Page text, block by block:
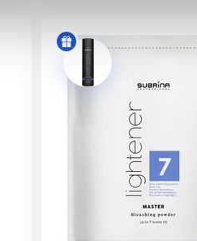
Demi-Permanent tonerov s
50g toneru + 100g
alebo v koncentrácii
služby, ktorú používate.
z radu
pre